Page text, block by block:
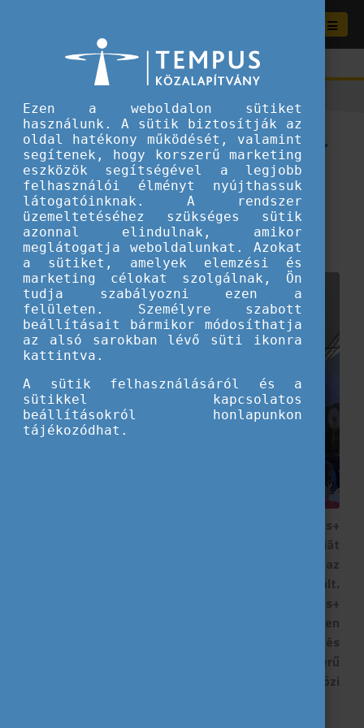
The Erasmus+ Generation for
the Earth - Összefogás a
klímaválság ellen
2026.04.23.
Képzés
2026. április közepén rendezték meg az „Erasmus+
Generation for the Earth” című konferenciát
Rómában, ami a környezetvédelem és az
éghajlatváltozás elleni küzdelem témájára fókuszált.
Az esemény célja az volt, hogy az Erasmus+
programban részt vevő hallgatók közösen
gondolkodjanak a klímaválság kihívásairól és
lehetséges megoldásairól. A konferencia nagyszerű
lehetőséget biztosított a nemzetközi
Ezen a weboldalon sütiket
használunk. A sütik biztosítják az
oldal hatékony működését, valamint
segítenek, hogy korszerű marketing
eszközök segítségével a legjobb
felhasználói élményt nyújthassuk
látogatóinknak. A rendszer
üzemeltetéséhez szükséges sütik
azonnal elindulnak, amikor
meglátogatja weboldalunkat. Azokat
a sütiket, amelyek elemzési és
marketing célokat szolgálnak, Ön
tudja szabályozni ezen a
felületen. Személyre szabott
beállításait bármikor módosíthatja
az alsó sarokban lévő süti ikonra
kattintva.
A sütik felhasználásáról és a
sütikkel kapcsolatos
beállításokról honlapunkon
tájékozódhat.